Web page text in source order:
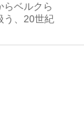
らベルクら
う、20世紀